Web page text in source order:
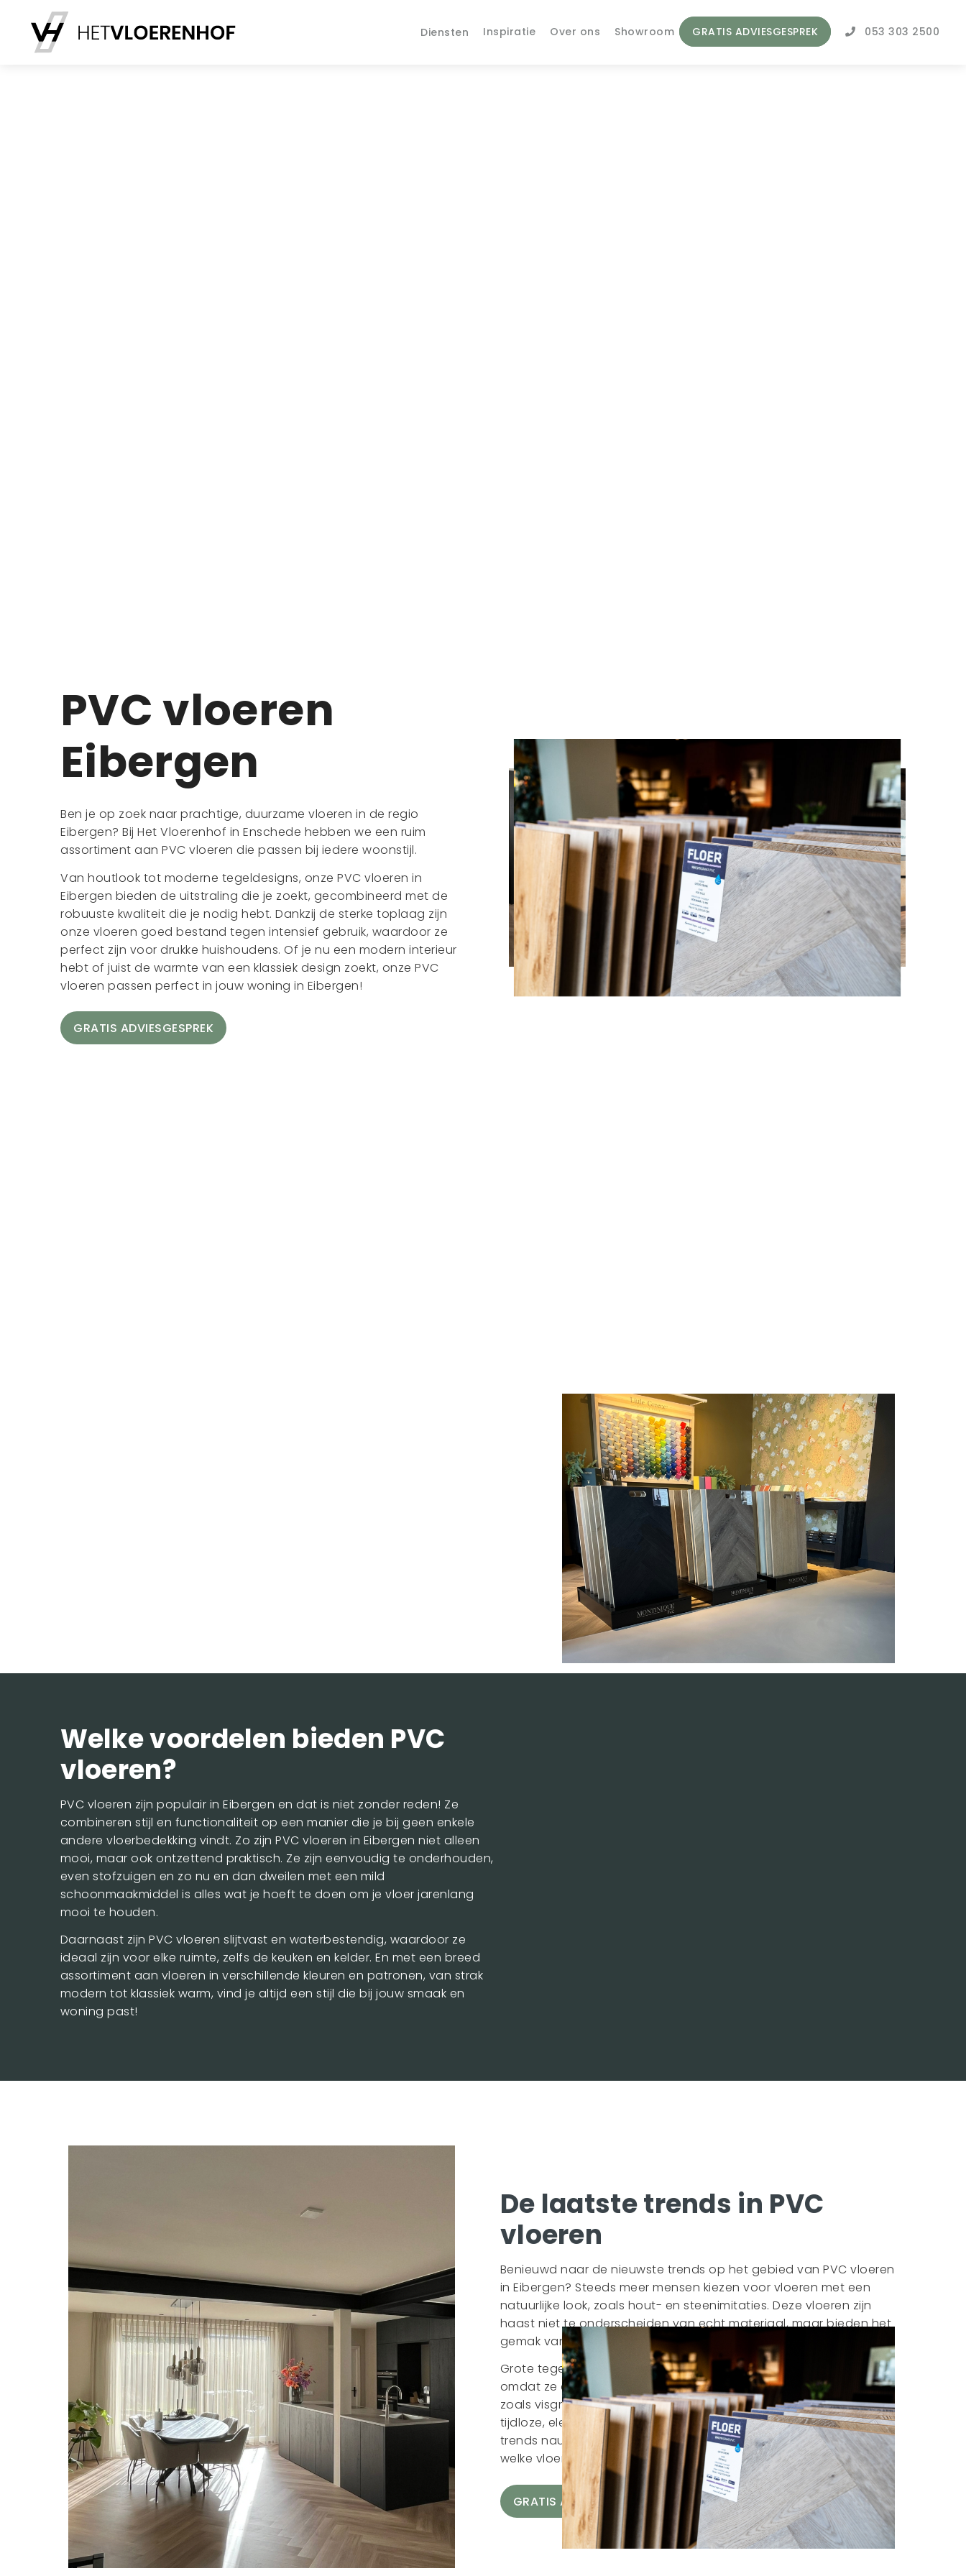
Diensten Inspiratie Over ons Showroom GRATIS ADVIESGESPREK 053 303 2500
PVC vloeren
Eibergen
Ben je op zoek naar prachtige, duurzame vloeren in de regio
Eibergen? Bij Het Vloerenhof in Enschede hebben we een ruim
assortiment aan PVC vloeren die passen bij iedere woonstijl.
Van houtlook tot moderne tegeldesigns, onze PVC vloeren in
Eibergen bieden de uitstraling die je zoekt, gecombineerd met de
robuuste kwaliteit die je nodig hebt. Dankzij de sterke toplaag zijn
onze vloeren goed bestand tegen intensief gebruik, waardoor ze
perfect zijn voor drukke huishoudens. Of je nu een modern interieur
hebt of juist de warmte van een klassiek design zoekt, onze PVC
vloeren passen perfect in jouw woning in Eibergen!
GRATIS ADVIESGESPREK
Welke voordelen bieden PVC
vloeren?
PVC vloeren zijn populair in Eibergen en dat is niet zonder reden! Ze
combineren stijl en functionaliteit op een manier die je bij geen enkele
andere vloerbedekking vindt. Zo zijn PVC vloeren in Eibergen niet alleen
mooi, maar ook ontzettend praktisch. Ze zijn eenvoudig te onderhouden,
even stofzuigen en zo nu en dan dweilen met een mild
schoonmaakmiddel is alles wat je hoeft te doen om je vloer jarenlang
mooi te houden.
Daarnaast zijn PVC vloeren slijtvast en waterbestendig, waardoor ze
ideaal zijn voor elke ruimte, zelfs de keuken en kelder. En met een breed
assortiment aan vloeren in verschillende kleuren en patronen, van strak
modern tot klassiek warm, vind je altijd een stijl die bij jouw smaak en
woning past!
De laatste trends in PVC
vloeren
Benieuwd naar de nieuwste trends op het gebied van PVC vloeren
in Eibergen? Steeds meer mensen kiezen voor vloeren met een
natuurlijke look, zoals hout- en steenimitaties. Deze vloeren zijn
haast niet te onderscheiden van echt materiaal, maar bieden het
gemak van PVC.
Grote tegels en planken zijn op dit moment razend populair,
omdat ze een ruimtelijk gevoel creëren in iedere kamer. Patronen
zoals visgraat en chevron blijven geliefd en geven je interieur een
tijdloze, elegante uitstraling. Bij Het Vloerenhof houden we de
trends nauwlettend in de gaten en adviseren we je graag over
welke vloer het beste past bij jouw interieur.
GRATIS ADVIESGESPREK